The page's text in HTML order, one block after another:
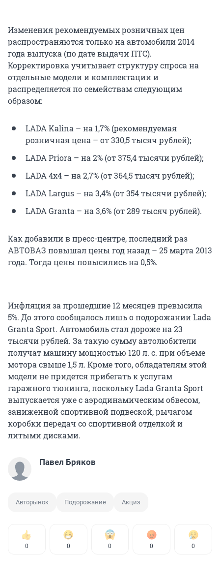
Изменения рекомендуемых розничных цен
распространяются только на автомобили 2014
года выпуска (по дате выдачи ПТС).
Корректировка учитывает структуру спроса на
отдельные модели и комплектации и
распределяется по семействам следующим
образом:
LADA Kalina – на 1,7% (рекомендуемая
розничная цена – от 330,5 тысяч рублей);
LADA Priora – на 2% (от 375,4 тысячи рублей);
LADA 4х4 – на 2,7% (от 364,5 тысяч рублей);
LADA Largus – на 3,4% (от 354 тысячи рублей);
LADA Granta – на 3,6% (от 289 тысяч рублей).
Как добавили в пресс-центре, последний раз
АВТОВАЗ повышал цены год назад – 25 марта 2013
года. Тогда цены повысились на 0,5%.
Инфляция за прошедшие 12 месяцев превысила
5%. До этого сообщалось лишь о подорожании Lada
Granta Sport. Автомобиль стал дороже на 23
тысячи рублей. За такую сумму автолюбители
получат машину мощностью 120 л. с. при объеме
мотора свыше 1,5 л. Кроме того, обладателям этой
модели не придется прибегать к услугам
гаражного тюнинга, поскольку Lada Granta Sport
выпускается уже с аэродинамическим обвесом,
заниженной спортивной подвеской, рычагом
коробки передач со спортивной отделкой и
литыми дисками.
Павел Бряков
Авторынок Подорожание Акциз
0 0 0 0 0